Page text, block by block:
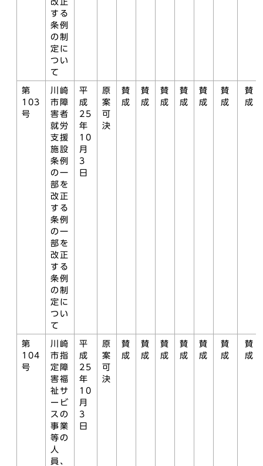
改正
する
条例
の制
定に
つい
て
第
103
号
川崎
市障
害者
就労
支援
施設
条例
の一
部を
改正
する
条例
の一
部を
改正
する
条例
の制
定に
つい
て
平
成
25
年
10
月
3
日
原
案
可
決
賛
成
賛
成
賛
成
賛
成
賛
成
賛
成
賛
成
第
104
号
川崎
市指
定障
害福
祉サ
ービ
スの
事業
等の
人
員、
平
成
25
年
10
月
3
日
原
案
可
決
賛
成
賛
成
賛
成
賛
成
賛
成
賛
成
賛
成